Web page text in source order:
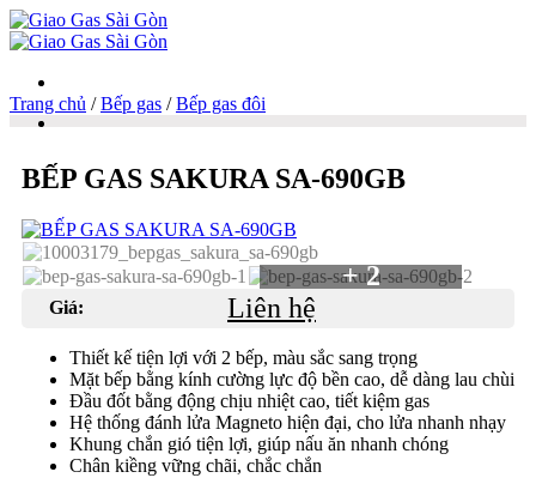
Giao gas tận nơi
Bình gas 6kg
Bình gas 12kg
Trang chủ / Bếp gas / Bếp gas đôi
BẾP GAS SAKURA SA-690GB
+ 2
Giá: Liên hệ
Thiết kế tiện lợi với 2 bếp, màu sắc sang trọng
Mặt bếp bằng kính cường lực độ bền cao, dễ dàng lau chùi
Đầu đốt bằng động chịu nhiệt cao, tiết kiệm gas
Hệ thống đánh lửa Magneto hiện đại, cho lửa nhanh nhạy
Khung chắn gió tiện lợi, giúp nấu ăn nhanh chóng
Chân kiềng vững chãi, chắc chắn